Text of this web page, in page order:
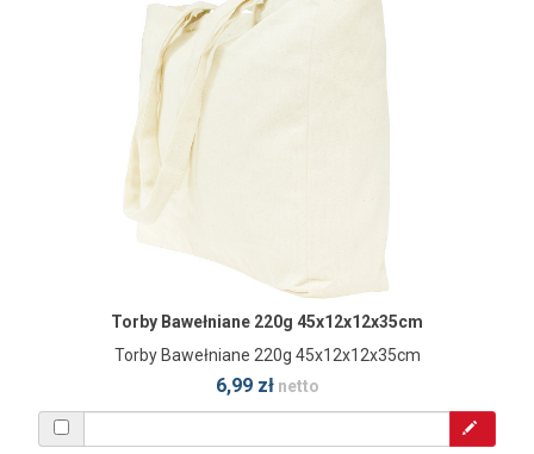
Torby Bawełniane 220g 45x12x12x35cm
Torby Bawełniane 220g 45x12x12x35cm
6,99 złnetto